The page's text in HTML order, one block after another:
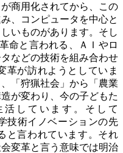
商用化されてから、この
、コンピュータを中心と
いものがあります。そし
命と言われる、ＡＩやロ
などの技術を組み合わせ
革が訪れようとしていま
「狩猟社会」から「農業
が変わり、今の子どもた
しています。そして
技術イノベーションの先
と言われています。それ
変革と言う意味では明治